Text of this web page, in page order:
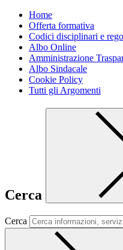
Home
Offerta formativa
Codici disciplinari e
Albo Online
Amministrazione
Albo Sindacale
Cookie Policy
Tutti gli Argomenti
Cerca
Cerca